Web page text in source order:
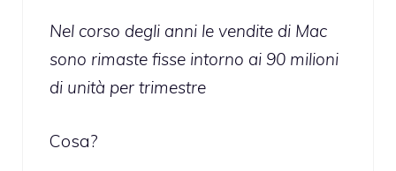
Nel corso degli anni le vendite di Mac
sono rimaste fisse intorno ai 90 milioni
di unità per trimestre
Cosa?